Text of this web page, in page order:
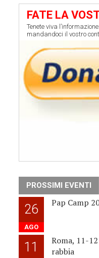
FATE LA
Tenete viva
mandandoci il vostro
PROSSIMI EVENTI
26
AGO
Pap Camp
11
Roma, 11-
rabbia